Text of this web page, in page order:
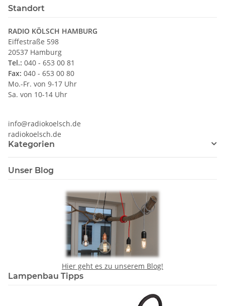
Standort
RADIO KÖLSCH HAMBURG
Eiffestraße 598
20537 Hamburg
Tel.: 040 - 653 00 81
Fax: 040 - 653 00 80
Mo.-Fr. von 9-17 Uhr
Sa. von 10-14 Uhr
info@radiokoelsch.de
radiokoelsch.de
Kategorien
Unser Blog
Hier geht es zu unserem Blog!
Lampenbau Tipps